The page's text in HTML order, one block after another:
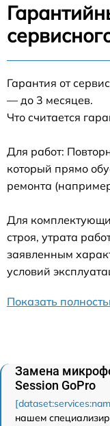
Гарантия от
— до 3 месяцев.
Что считается
Для работ:
который прямо
ремонта
Для
строя, утрата
заявленным
условий
Показать
Замена
Session GoPro
нашем